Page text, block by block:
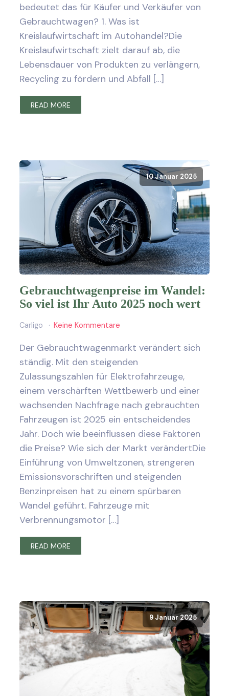
bedeutet das für Käufer und Verkäufer von
Gebrauchtwagen? 1. Was ist
Kreislaufwirtschaft im Autohandel?Die
Kreislaufwirtschaft zielt darauf ab, die
Lebensdauer von Produkten zu verlängern,
Recycling zu fördern und Abfall […]
READ MORE
10 Januar 2025
Gebrauchtwagenpreise im Wandel:
So viel ist Ihr Auto 2025 noch wert
Carligo Keine Kommentare
Der Gebrauchtwagenmarkt verändert sich
ständig. Mit den steigenden
Zulassungszahlen für Elektrofahrzeuge,
einem verschärften Wettbewerb und einer
wachsenden Nachfrage nach gebrauchten
Fahrzeugen ist 2025 ein entscheidendes
Jahr. Doch wie beeinflussen diese Faktoren
die Preise? Wie sich der Markt verändertDie
Einführung von Umweltzonen, strengeren
Emissionsvorschriften und steigenden
Benzinpreisen hat zu einem spürbaren
Wandel geführt. Fahrzeuge mit
Verbrennungsmotor […]
READ MORE
9 Januar 2025